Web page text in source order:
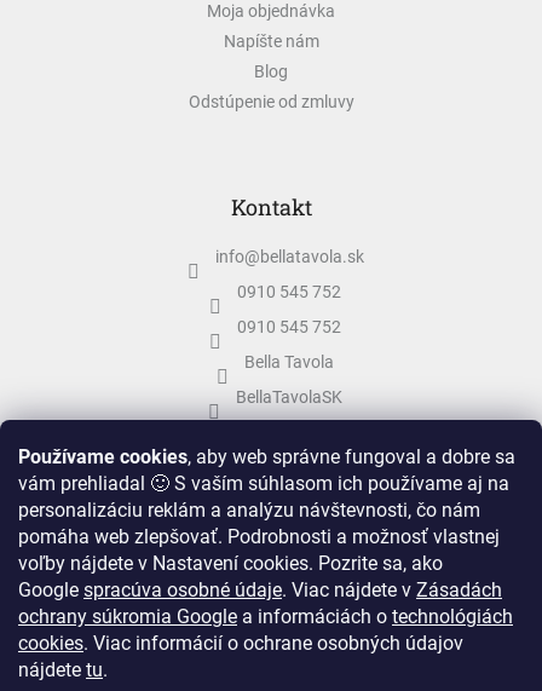
Používame cookies, aby web správne fungoval a dobre sa
vám prehliadal 🙂 S vaším súhlasom ich používame aj na
personalizáciu reklám a analýzu návštevnosti, čo nám
pomáha web zlepšovať. Podrobnosti a možnosť vlastnej
voľby nájdete v Nastavení cookies. Pozrite sa, ako
Google spracúva osobné údaje. Viac nájdete v Zásadách
ochrany súkromia Google a informáciách o technológiách
cookies. Viac informácií o ochrane osobných údajov
nájdete tu.
Moja objednávka
Napíšte nám
Blog
Odstúpenie od zmluvy
Kontakt
info@bellatavola.sk
0910 545 752
0910 545 752
Bella Tavola
BellaTavolaSK